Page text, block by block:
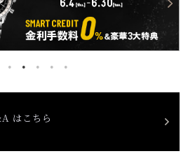
はこちら